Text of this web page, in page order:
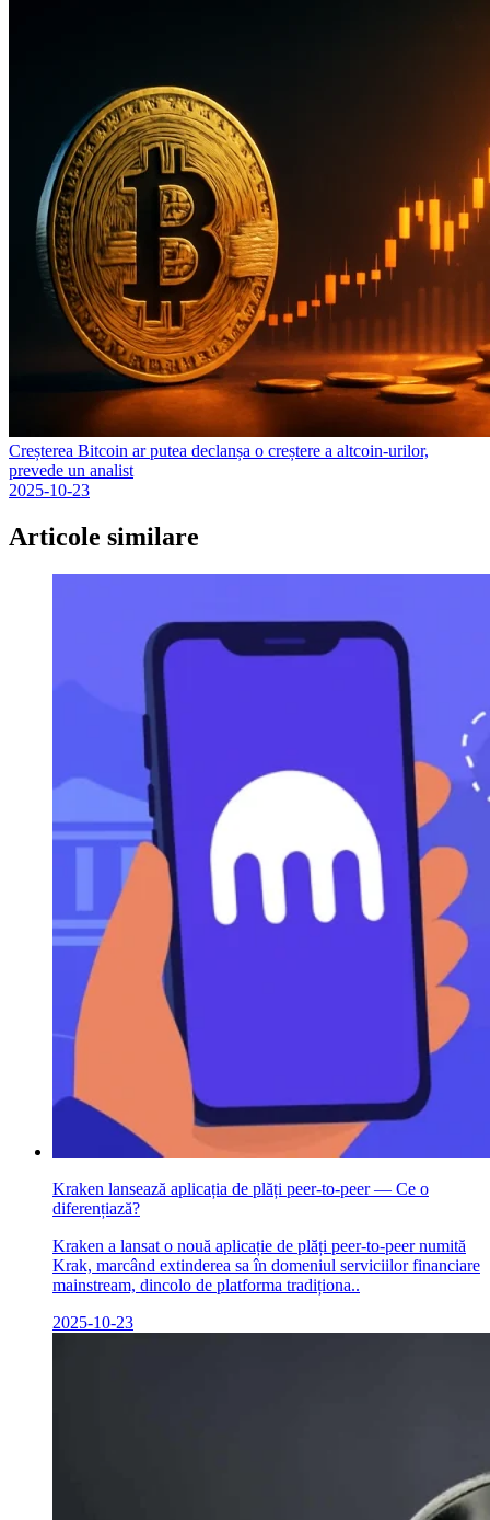
Creșterea Bitcoin ar putea declanșa o creștere a altcoin-urilor,
prevede un analist
2025-10-23
Articole similare
Kraken lansează aplicația de plăți peer-to-peer — Ce o
diferențiază?
Kraken a lansat o nouă aplicație de plăți peer-to-peer numită
Krak, marcând extinderea sa în domeniul serviciilor financiare
mainstream, dincolo de platforma tradiționa..
2025-10-23